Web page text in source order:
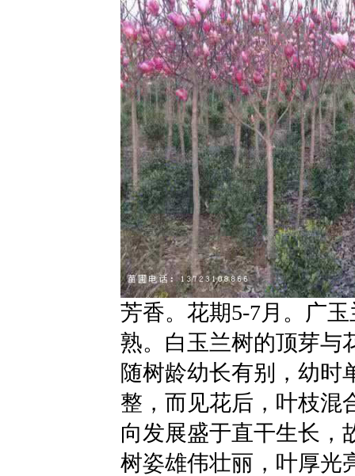
芳香。花期5-7月。广
熟。白玉兰树的顶芽与
随树龄幼长有别，幼时
整，而见花后，叶枝混
向发展盛于直干生长，
树姿雄伟壮丽，叶厚光